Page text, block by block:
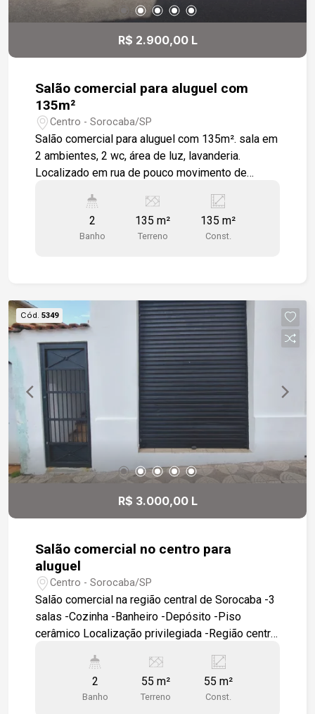
visita.
R$ 2.900,00 L
Salão comercial para aluguel com
135m²
Centro - Sorocaba/SP
Salão comercial para aluguel com 135m². sala em
2 ambientes, 2 wc, área de luz, lavanderia.
Localizado em rua de pouco movimento de
imóvel recém reformado, ótimo para clinica, salão
de cabeleireiro , depósito .... Portão automático
com porta de entrada independente.
2
Banho
135 m²
Terreno
135 m²
Const.
Cód. 5349
R$ 3.000,00 L
Salão comercial no centro para
aluguel
Centro - Sorocaba/SP
Salão comercial na região central de Sorocaba -3
salas -Cozinha -Banheiro -Depósito -Piso
cerâmico Localização privilegiada -Região central
minutos do Pátio Cianê Shopping
2
Banho
55 m²
Terreno
55 m²
Const.